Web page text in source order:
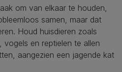
om van elkaar te houden,
samen, maar dat
Houd huisdieren zoals
en reptielen te allen
aangezien een jagende kat